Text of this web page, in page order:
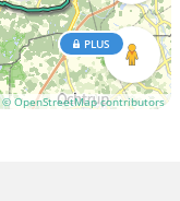
© OpenStreetMap contributors
PLUS